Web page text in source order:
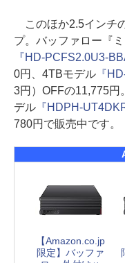
このほか2.5インチ
プ。バッファロー『
『HD-PCFS2.0U3-
0円、4TBモデル『
3円）OFFの11,775円
デル『HDPH-
780円で販売中です。
【Amazon.co.jp
限定】バッファ